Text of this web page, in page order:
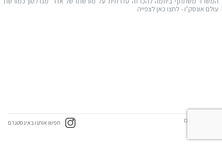
עולם אונסק"ו - לחצו כאן לצפייה
עיצוב אתרים חפשו אותנו באינסטגרם